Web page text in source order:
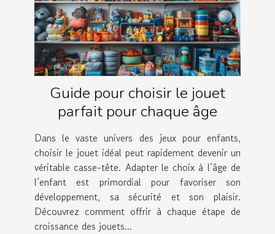
Guide pour choisir le jouet
parfait pour chaque âge
Dans le vaste univers des jeux pour enfants,
choisir le jouet idéal peut rapidement devenir un
véritable casse-tête. Adapter le choix à l’âge de
l’enfant est primordial pour favoriser son
développement, sa sécurité et son plaisir.
Découvrez comment offrir à chaque étape de
croissance des jouets...